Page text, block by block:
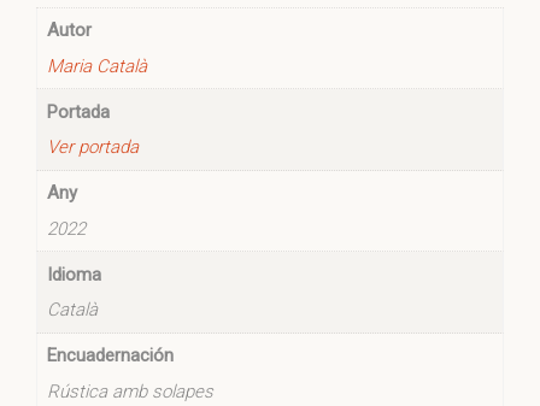
Autor
Maria Català
Portada
Ver portada
Any
2022
Idioma
Català
Encuadernación
Rústica amb solapes